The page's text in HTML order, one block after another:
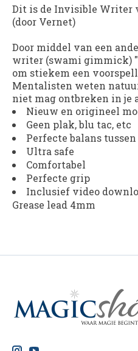
Dit is de Invisible Writer
(door Vernet)
Door middel van een
writer (swami gimmick)
om stiekem een
Mentalisten weten
niet mag ontbreken in je
Nieuw en origineel
Geen plak, blu tac, etc
Perfecte balans
Ultra safe
Comfortabel
Perfecte grip
Inclusief video
Grease lead 4mm